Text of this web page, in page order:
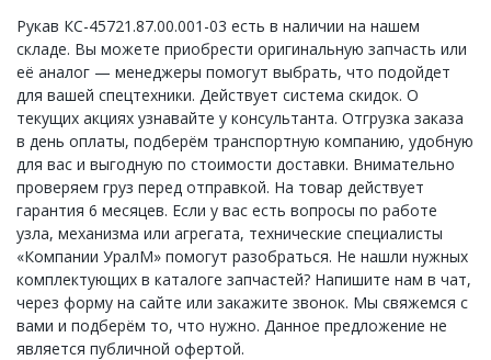
Рукав КС-45721.87.00.001-03 есть в наличии на нашем
складе. Вы можете приобрести оригинальную запчасть или
её аналог — менеджеры помогут выбрать, что подойдет
для вашей спецтехники. Действует система скидок. О
текущих акциях узнавайте у консультанта. Отгрузка заказа
в день оплаты, подберём транспортную компанию, удобную
для вас и выгодную по стоимости доставки. Внимательно
проверяем груз перед отправкой. На товар действует
гарантия 6 месяцев. Если у вас есть вопросы по работе
узла, механизма или агрегата, технические специалисты
«Компании УралМ» помогут разобраться. Не нашли нужных
комплектующих в каталоге запчастей? Напишите нам в чат,
через форму на сайте или закажите звонок. Мы свяжемся с
вами и подберём то, что нужно. Данное предложение не
является публичной офертой.